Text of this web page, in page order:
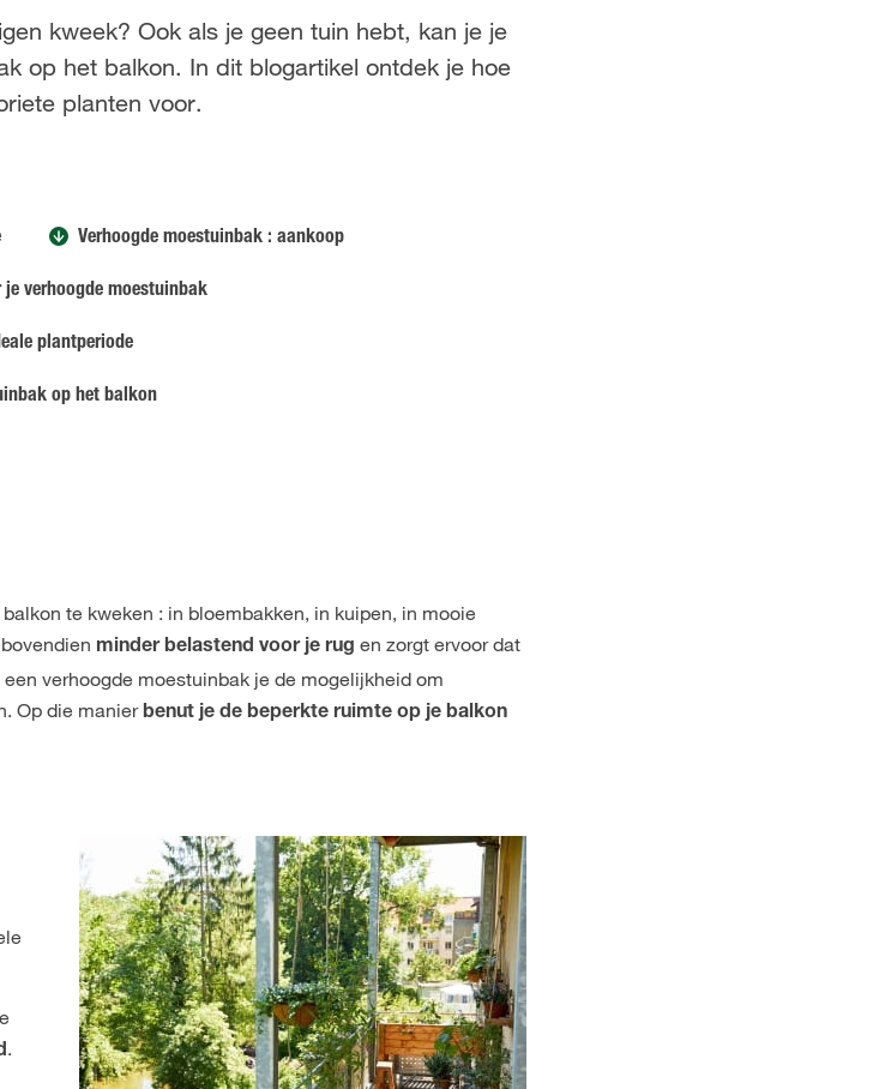
kweek? Ook als je geen tuin hebt, kan je je
op het balkon. In dit blogartikel ontdek je hoe
planten voor.
Verhoogde moestuinbak : aankoop
je verhoogde moestuinbak
plantperiode
op het balkon
te kweken : in bloembakken, in kuipen, in mooie
minder belastend voor je rug en zorgt ervoor dat
verhoogde moestuinbak je de mogelijkheid om
Op die manierbenut je de beperkte ruimte op je balkon
.